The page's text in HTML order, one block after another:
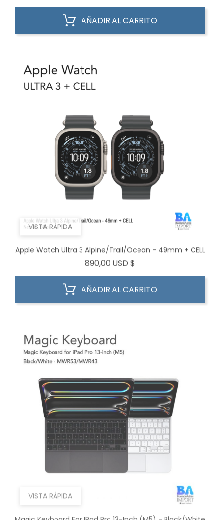
AÑADIR AL CARRITO
VISTA RÁPIDA
Apple Watch Ultra 3 Alpine/Trail/Ocean - 49mm + CELL
890,00 USD $
AÑADIR AL CARRITO
VISTA RÁPIDA
Magic Keyboard For IPad Pro 13-Inch (M5) - Black/White